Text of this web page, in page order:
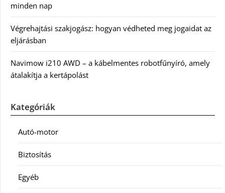
minden nap
Végrehajtási szakjogász: hogyan védheted meg jogaidat az
eljárásban
Navimow i210 AWD – a kábelmentes robotfűnyíró, amely
átalakítja a kertápolást
Kategóriák
Autó-motor
Biztosítás
Egyéb